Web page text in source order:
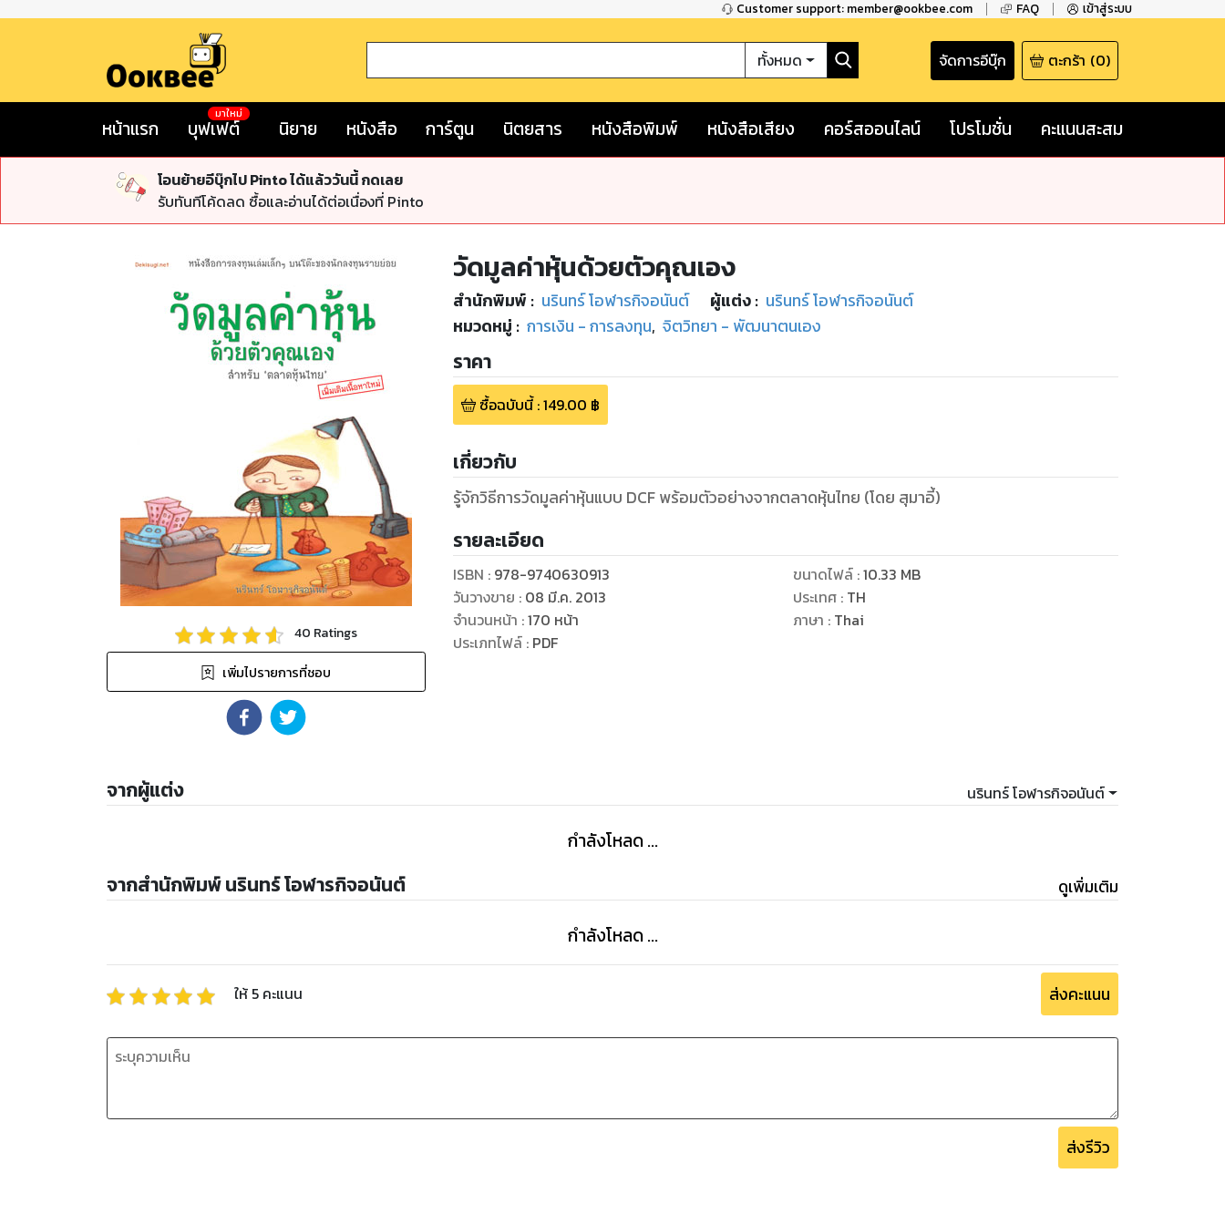
Customer support: member@ookbee.com FAQ เข้าสู่ระบบ
ทั้งหมด จัดการอีบุ๊ก ตะกร้า (0)
หน้าแรก บุฟเฟต์
มาใหม่
นิยาย หนังสือ การ์ตูน นิตยสาร หนังสือพิมพ์ หนังสือเสียง คอร์สออนไลน์ โปรโมชั่น คะแนนสะสม
โอนย้ายอีบุ๊กไป Pinto ได้แล้ววันนี้ กดเลย
รับทันทีโค้ดลด ซื้อและอ่านได้ต่อเนื่องที่ Pinto
40 Ratings
เพิ่มไปรายการที่ชอบ
วัดมูลค่าหุ้นด้วยตัวคุณเอง
สำนักพิมพ์ : นรินทร์ โอฬารกิจอนันต์ ผู้แต่ง : นรินทร์ โอฬารกิจอนันต์
หมวดหมู่ : การเงิน - การลงทุน, จิตวิทยา - พัฒนาตนเอง
ราคา
ซื้อฉบับนี้:149.00 ฿
เกี่ยวกับ
รู้จักวิธีการวัดมูลค่าหุ้นแบบ DCF พร้อมตัวอย่างจากตลาดหุ้นไทย (โดย สุมาอี้)
รายละเอียด
ISBN : 978-9740630913
วันวางขาย : 08 มี.ค. 2013
จำนวนหน้า :170 หน้า
ประเภทไฟล์: PDF
ขนาดไฟล์:10.33 MB
ประเทศ : TH
ภาษา : Thai
จากผู้แต่ง นรินทร์ โอฬารกิจอนันต์
กำลังโหลด ...
จากสำนักพิมพ์ นรินทร์ โอฬารกิจอนันต์ ดูเพิ่มเติม
กำลังโหลด ...
ให้ 5 คะแนน ส่งคะแนน
ส่งรีวิว